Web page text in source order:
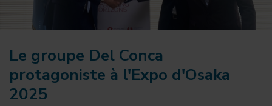
Le groupe Del Conca
protagoniste à l'Expo d'Osaka
2025